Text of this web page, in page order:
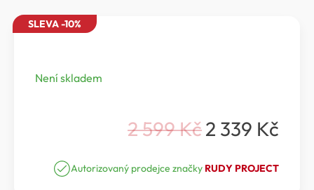
SLEVA -10%
Není skladem
2 599Kč
Původní
byla:
2 339 Kč
Aktuální
je:
Autorizovaný prodejce značky RUDY PROJECT